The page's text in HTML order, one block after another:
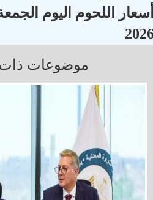
موضوعات